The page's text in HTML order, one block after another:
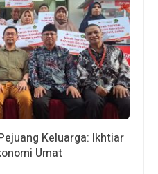
Keluarga: Ikhtiar
Umat